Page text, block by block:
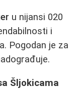
u nijansi 020
i
Pogodan je za
Šljokicama